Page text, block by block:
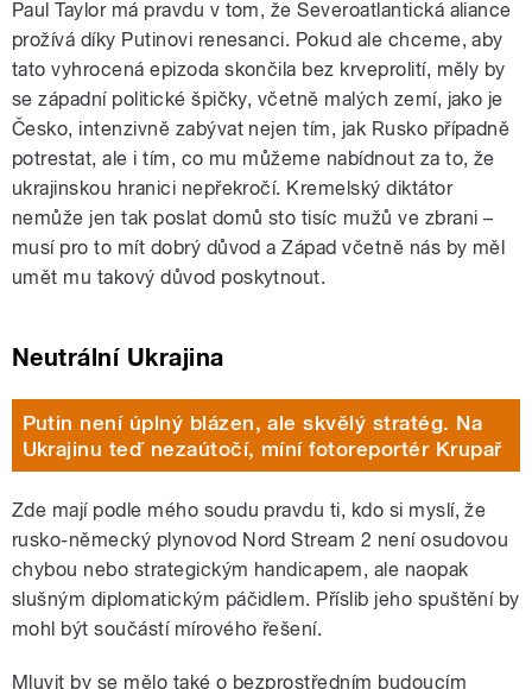
Paul Taylor má pravdu v tom, že Severoatlantická aliance
prožívá díky Putinovi renesanci. Pokud ale chceme, aby
tato vyhrocená epizoda skončila bez krveprolití, měly by
se západní politické špičky, včetně malých zemí, jako je
Česko, intenzivně zabývat nejen tím, jak Rusko případně
potrestat, ale i tím, co mu můžeme nabídnout za to, že
ukrajinskou hranici nepřekročí. Kremelský diktátor
nemůže jen tak poslat domů sto tisíc mužů ve zbrani –
musí pro to mít dobrý důvod a Západ včetně nás by měl
umět mu takový důvod poskytnout.
Neutrální Ukrajina
Putin není úplný blázen, ale skvělý stratég. Na
Ukrajinu teď nezaútočí, míní fotoreportér Krupař
Zde mají podle mého soudu pravdu ti, kdo si myslí, že
rusko-německý plynovod Nord Stream 2 není osudovou
chybou nebo strategickým handicapem, ale naopak
slušným diplomatickým páčidlem. Příslib jeho spuštění by
mohl být součástí mírového řešení.
Mluvit by se mělo také o bezprostředním budoucím